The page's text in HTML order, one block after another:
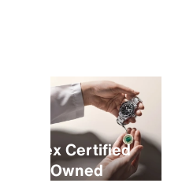
Rolex Certified
Pre‑Owned